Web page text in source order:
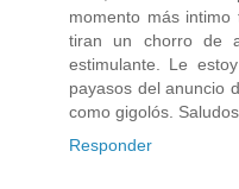
momento más
tiran un chorro de
estimulante. Le
payasos del anuncio
como gigolós.
Responder